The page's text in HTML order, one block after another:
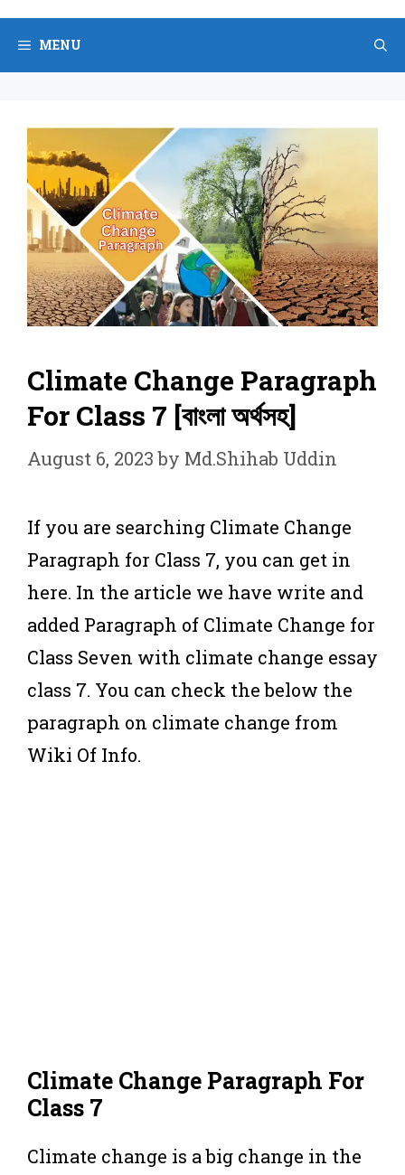
Skip
content
MENU
Climate Change Paragraph
For Class 7 [বাংলা অর্থসহ]
August 6, 2023 by Md.Shihab Uddin
If you are searching Climate Change
Paragraph for Class 7, you can get in
here. In the article we have write and
added Paragraph of Climate Change for
Class Seven with climate change essay
class 7. You can check the below the
paragraph on climate change from
Wiki Of Info.
Climate Change Paragraph For
Class 7
Climate change is a big change in the